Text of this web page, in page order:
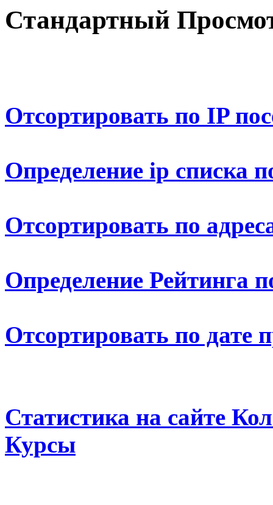
Стандартный
Отсортировать по IP
Определение ip списка
Отсортировать по
Определение Рейтинга
Отсортировать по дате
Статистика на сайте
Курсы